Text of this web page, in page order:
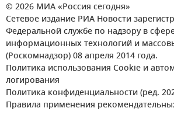
© 2026 МИА «Россия сегодня»
Сетевое издание РИА Новости
Федеральной службе по надзору в
информационных технологий и
(Роскомнадзор) 08 апреля 2014 года.
Политика использования Cookie и
логирования
Политика конфиденциальности (ред.
Правила применения